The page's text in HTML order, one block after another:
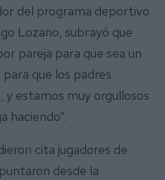
del programa deportivo
Lozano, subrayó que
pareja para que sea un
que los padres
y estamos muy orgullosos
haciendo”.
cita jugadores de
desde la